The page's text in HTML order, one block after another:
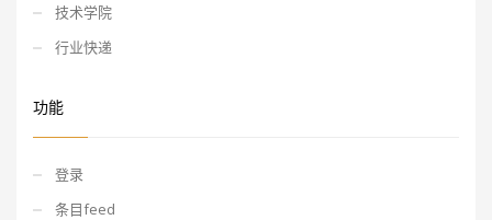
技术学院
行业快递
功能
登录
条目feed